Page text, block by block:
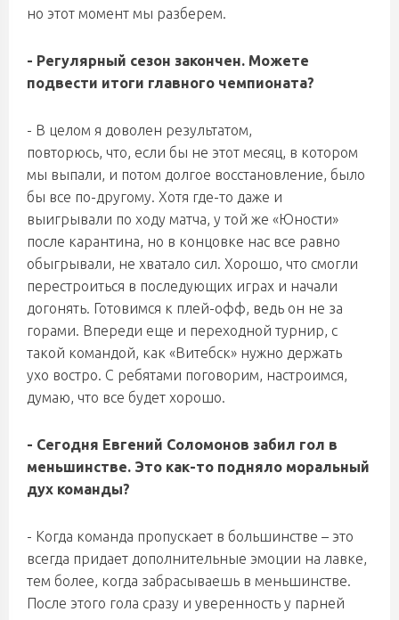
но этот момент мы разберем.
- Регулярный сезон закончен. Можете
подвести итоги главного чемпионата?
- В целом я доволен результатом,
повторюсь, что, если бы не этот месяц, в котором
мы выпали, и потом долгое восстановление, было
бы все по-другому. Хотя где-то даже и
выигрывали по ходу матча, у той же «Юности»
после карантина, но в концовке нас все равно
обыгрывали, не хватало сил. Хорошо, что смогли
перестроиться в последующих играх и начали
догонять. Готовимся к плей-офф, ведь он не за
горами. Впереди еще и переходной турнир, с
такой командой, как «Витебск» нужно держать
ухо востро. С ребятами поговорим, настроимся,
думаю, что все будет хорошо.
- Сегодня Евгений Соломонов забил гол в
меньшинстве. Это как-то подняло моральный
дух команды?
- Когда команда пропускает в большинстве – это
всегда придает дополнительные эмоции на лавке,
тем более, когда забрасываешь в меньшинстве.
После этого гола сразу и уверенность у парней